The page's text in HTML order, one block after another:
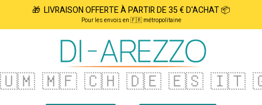
🎁 LIVRAISON OFFERTE À PARTIR DE 35 € D'ACHAT 📦
Pour les envois en 🇫🇷 métropolitaine
🇺🇲 🇲🇫 🇨🇭 🇩🇪 🇪🇸 🇮🇹